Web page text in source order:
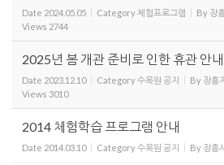
Date 2024.05.05 Category 체험프로그램 By 장
Views 2744
2025년 봄 개관 준비로 인한 휴관 안내
Date 2023.12.10 Category수목원 공지 By 장흥
Views 3010
2014 체험학습 프로그램 안내
Date 2014.03.10 Category수목원 공지 By 장흥